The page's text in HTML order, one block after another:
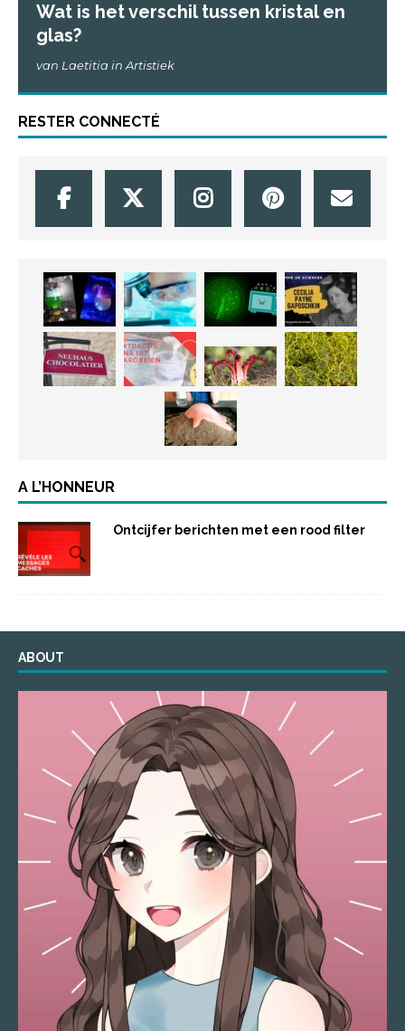
Wat is het verschil tussen kristal en
glas?
van Laetitia in Artistiek
RESTER CONNECTÉ
A L’HONNEUR
Ontcijfer berichten met een rood filter
ABOUT